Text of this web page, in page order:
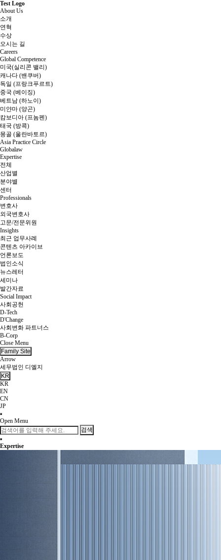
Test Logo
About Us
소개
연혁
수상
오시는 길
Careers
Global Competence
미국(실리콘 밸리)
캐나다 (밴쿠버)
독일 (프랑크푸르트)
중국 (베이징)
베트남 (하노이)
미얀마 (양곤)
캄보디아 (프놈펜)
태국 (방콕)
몽골 (울란바토르)
Asia Practice Circle
Globalaw
Expertise
전체
산업별
분야별
센터
Professionals
변호사
외국변호사
고문/전문위원
Insights
최근 업무사례
콘텐츠 아카이브
언론보도
법인소식
뉴스레터
세미나
발간자료
Social Impact
사회공헌
D-Tech
D'Change
사회변화 파트너스
B-Corp
Close Menu
Family Site
Arrow
세무법인 디엘지
KR
KR
EN
CN
JP
Open Menu
검색
Expertise